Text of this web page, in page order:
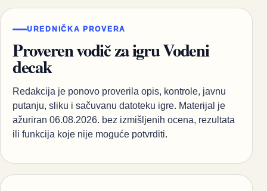
UREDNIČKA PROVERA
Proveren vodič za igru Vodeni
decak
Redakcija je ponovo proverila opis, kontrole, javnu
putanju, sliku i sačuvanu datoteku igre. Materijal je
ažuriran 06.08.2026. bez izmišljenih ocena, rezultata
ili funkcija koje nije moguće potvrditi.